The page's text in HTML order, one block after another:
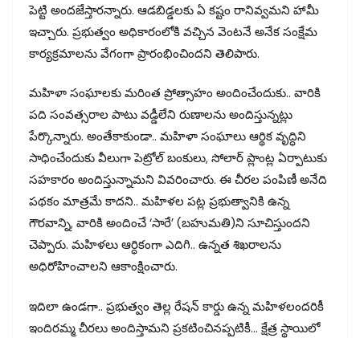
పెట్టి అందజేస్తారన్నారు. ఆడబిడ్డలకు ఏ కష్టం రానివ్వమని హామీ
ఇచ్చారు. ప్రభుత్వం అధికారంలోకి వచ్చిన వెంటనే అనేక సంక్షేమ
కార్యక్రమాలను వేగంగా ప్రారంభించిందని తెలిపారు.
మహిళా సంఘాలకు మరింత ప్రోత్సాహం అందించేందుకు.. వారికి
పది సంవత్సరాల పాటు వడ్డీలేని రుణాలను అందిస్తున్నట్లు
పేర్కొన్నారు. అంతేకాకుండా.. మహిళా సంఘాలు ఆర్థిక వృద్ధిని
సాధించేందుకు వీలుగా పెట్రోల్ బంకులు, సోలార్ ప్లాంట్ల ఏర్పాటుకు
సహకారం అందిస్తున్నామని వివరించారు. ఈ చీరల పంపిణీ అనేది
పథకం మాత్రమే కాదని.. మహిళల పట్ల ప్రభుత్వానికి ఉన్న
గౌరవాన్ని, వారికి అందించే ‘సారే’ (బహుమతి)ని సూచిస్తుందని
చెప్పారు. మహిళలు ఆర్ధికంగా ఎదిగి.. ఉన్నత శిఖరాలను
అధిరోహించాలని ఆకాంక్షించారు.
ఇదిలా ఉండగా.. ప్రభుత్వం తెల్ల రేషన్ కార్డు ఉన్న మహిళలందరికీ
ఇందిరమ్మ చీరలు అందిస్తామని ప్రకటించినప్పటికీ… క్షేత్ర స్థాయిలో